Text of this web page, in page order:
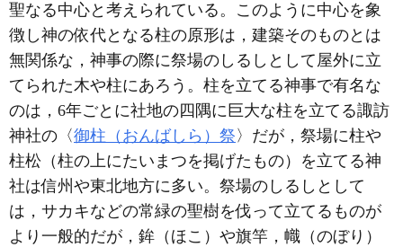
聖なる中心と考えられている。このように中心を象
徴し神の依代となる柱の原形は，建築そのものとは
無関係な，神事の際に祭場のしるしとして屋外に立
てられた木や柱にあろう。柱を立てる神事で有名な
のは，6年ごとに社地の四隅に巨大な柱を立てる諏訪
神社の〈御柱（おんばしら）祭 〉だが，祭場に柱や
柱松（柱の上にたいまつを掲げたもの）を立てる神
社は信州や東北地方に多い。祭場のしるしとして
は，サカキなどの常緑の聖樹を伐って立てるものが
より一般的だが，鉾（ほこ）や旗竿，幟（のぼり）